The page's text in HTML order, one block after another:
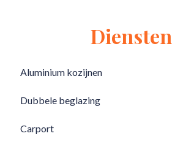
Diensten
Aluminium kozijnen
Dubbele beglazing
Carport